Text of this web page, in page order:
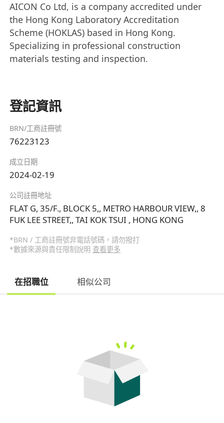
AICON Co Ltd, is a company accredited under
the Hong Kong Laboratory Accreditation
Scheme (HOKLAS) based in Hong Kong.
Specializing in professional construction
materials testing and inspection.
登記資訊
BRN/工商註冊號
76223123
成立日期
2024-02-19
公司註冊地址
FLAT G, 35/F., BLOCK 5,, METRO HARBOUR VIEW,, 8
FUK LEE STREET,, TAI KOK TSUI , HONG KONG
*BRN / 工商註冊號非電話號碼，請勿撥打
*數據來源與責任限制說明 查看更多
在招職位 相似公司